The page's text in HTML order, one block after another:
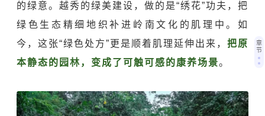
的绿意。越秀的绿美建设，做的是“绣花”功夫，把
绿色生态精细地织补进岭南文化的肌理中。如
今，这张“绿色处方”更是顺着肌理延伸出来， 把原
本静态的园林，变成了可触可感的康养场景。
章
节